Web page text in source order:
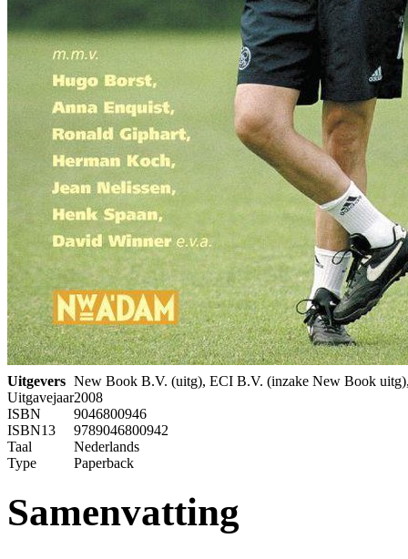
Uitgevers New Book B.V. (uitg), ECI B.V. (inzake New Book
Uitgavejaar2008
ISBN
9046800946
ISBN13
9789046800942
Taal
Nederlands
Type
Paperback
Samenvatting